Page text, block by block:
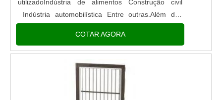
utilizadoIndústria de alimentos Construção civil
Indústria automobilística Entre outras.Além das
alumínio. Por exemplo, em....
COTAR AGORA